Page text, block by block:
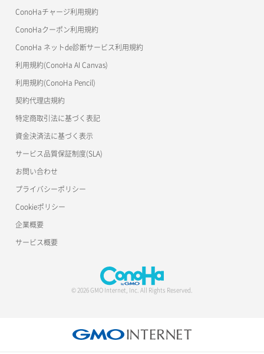
美雲このは徹底ガイド
ConoHaチャージ利用規約
ConoHaクーポン利用規約
ConoHa ネットde診断サービス利用規約
利用規約(ConoHa AI Canvas)
利用規約(ConoHa Pencil)
契約代理店規約
特定商取引法に基づく表記
資金決済法に基づく表示
サービス品質保証制度(SLA)
お問い合わせ
プライバシーポリシー
Cookieポリシー
企業概要
サービス概要
© 2026 GMO Internet, Inc. All Rights Reserved.